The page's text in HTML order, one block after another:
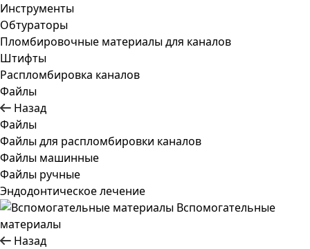
Инструменты
Обтураторы
Пломбировочные материалы для каналов
Штифты
Распломбировка каналов
Файлы
Назад
Файлы
Файлы для распломбировки каналов
Файлы машинные
Файлы ручные
Эндодонтическое лечение
Вспомогательные
материалы
Назад